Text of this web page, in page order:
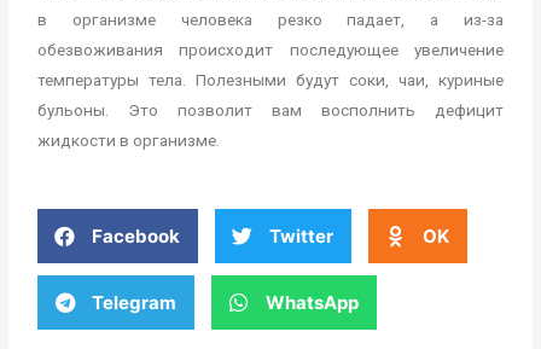
в организме человека резко падает, а из-за
обезвоживания происходит последующее увеличение
температуры тела. Полезными будут соки, чаи, куриные
бульоны. Это позволит вам восполнить дефицит
жидкости в организме.
Facebook Twitter OK
Telegram WhatsApp